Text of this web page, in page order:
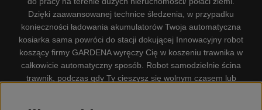
Dzięki zaawansowanej technice śledzenia, w przypadku
konieczności ładowania akumulatorów Twoja automatyczna
kosiarka sama powróci do stacji dokującej Innowacyjny robot
koszący firmy GARDENA wyręczy Cię w koszeniu trawnika w
całkowicie automatyczny sposób. Robot samodzielnie ścina
trawnik, podczas gdy Ty cieszysz się wolnym czasem lub